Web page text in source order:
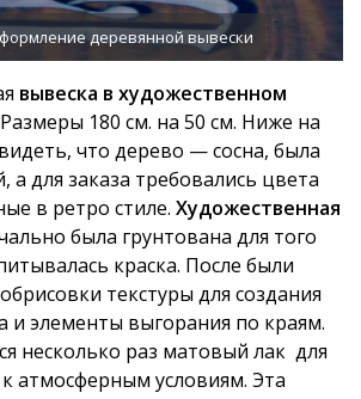
деревянной вывески
вывеска в художественном
180 см. на 50 см. Ниже на
что дерево — сосна, была
а для заказа требовались цвета
в ретро стиле. Художественная
была грунтована для того
краска. После были
текстуры для создания
и элементы выгорания по краям.
несколько раз матовый лак для
атмосферным условиям. Эта